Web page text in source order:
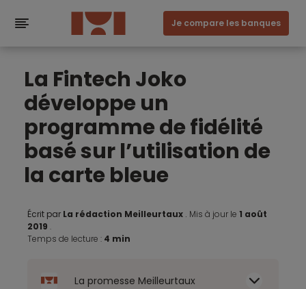
Je compare les banques
La Fintech Joko
développe un
programme de fidélité
basé sur l’utilisation de
la carte bleue
Écrit par La rédaction Meilleurtaux . Mis à jour le 1 août
2019 .
Temps de lecture : 4 min
La promesse Meilleurtaux